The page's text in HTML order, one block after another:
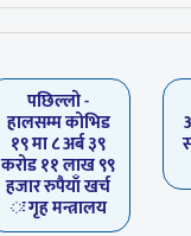
पछिल्लाे -
हालसम्म कोभिड
१९ मा ८ अर्ब ३९
करोड ११ लाख ९९
हजार रुपैयाँ खर्च
ः गृह मन्त्रालय